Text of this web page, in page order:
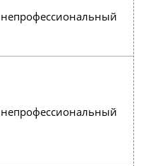
непрофессиональный
непрофессиональный